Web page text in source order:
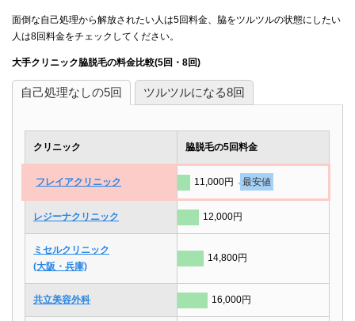
面倒な自己処理から解放されたい人は5回料金、脇をツルツルの状態にしたい
人は8回料金をチェックしてください。
大手クリニック脇脱毛の料金比較(5回・8回)
自己処理なしの5回 ツルツルになる8回
クリニック 脇脱毛の5回料金
フレイアクリニック 11,000円 最安値
レジーナクリニック 12,000円
ミセルクリニック
(大阪・兵庫)
14,800円
共立美容外科 16,000円